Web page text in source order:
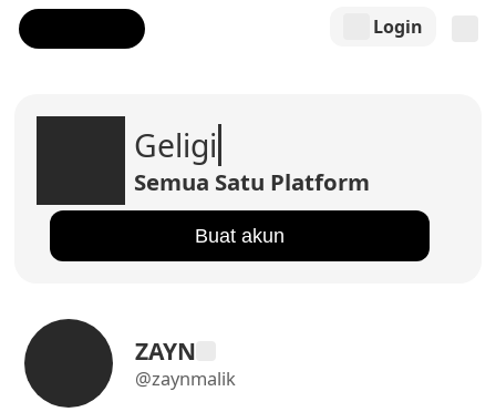
Login
Geligi
Semua Satu Platform
Buat akun
ZAYN
@zaynmalik